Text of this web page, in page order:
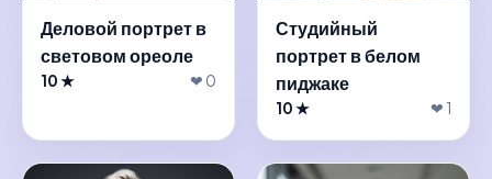
Деловой портрет в
световом ореоле
10 ★ ❤ 0
Студийный
портрет в белом
пиджаке
10 ★ ❤ 1